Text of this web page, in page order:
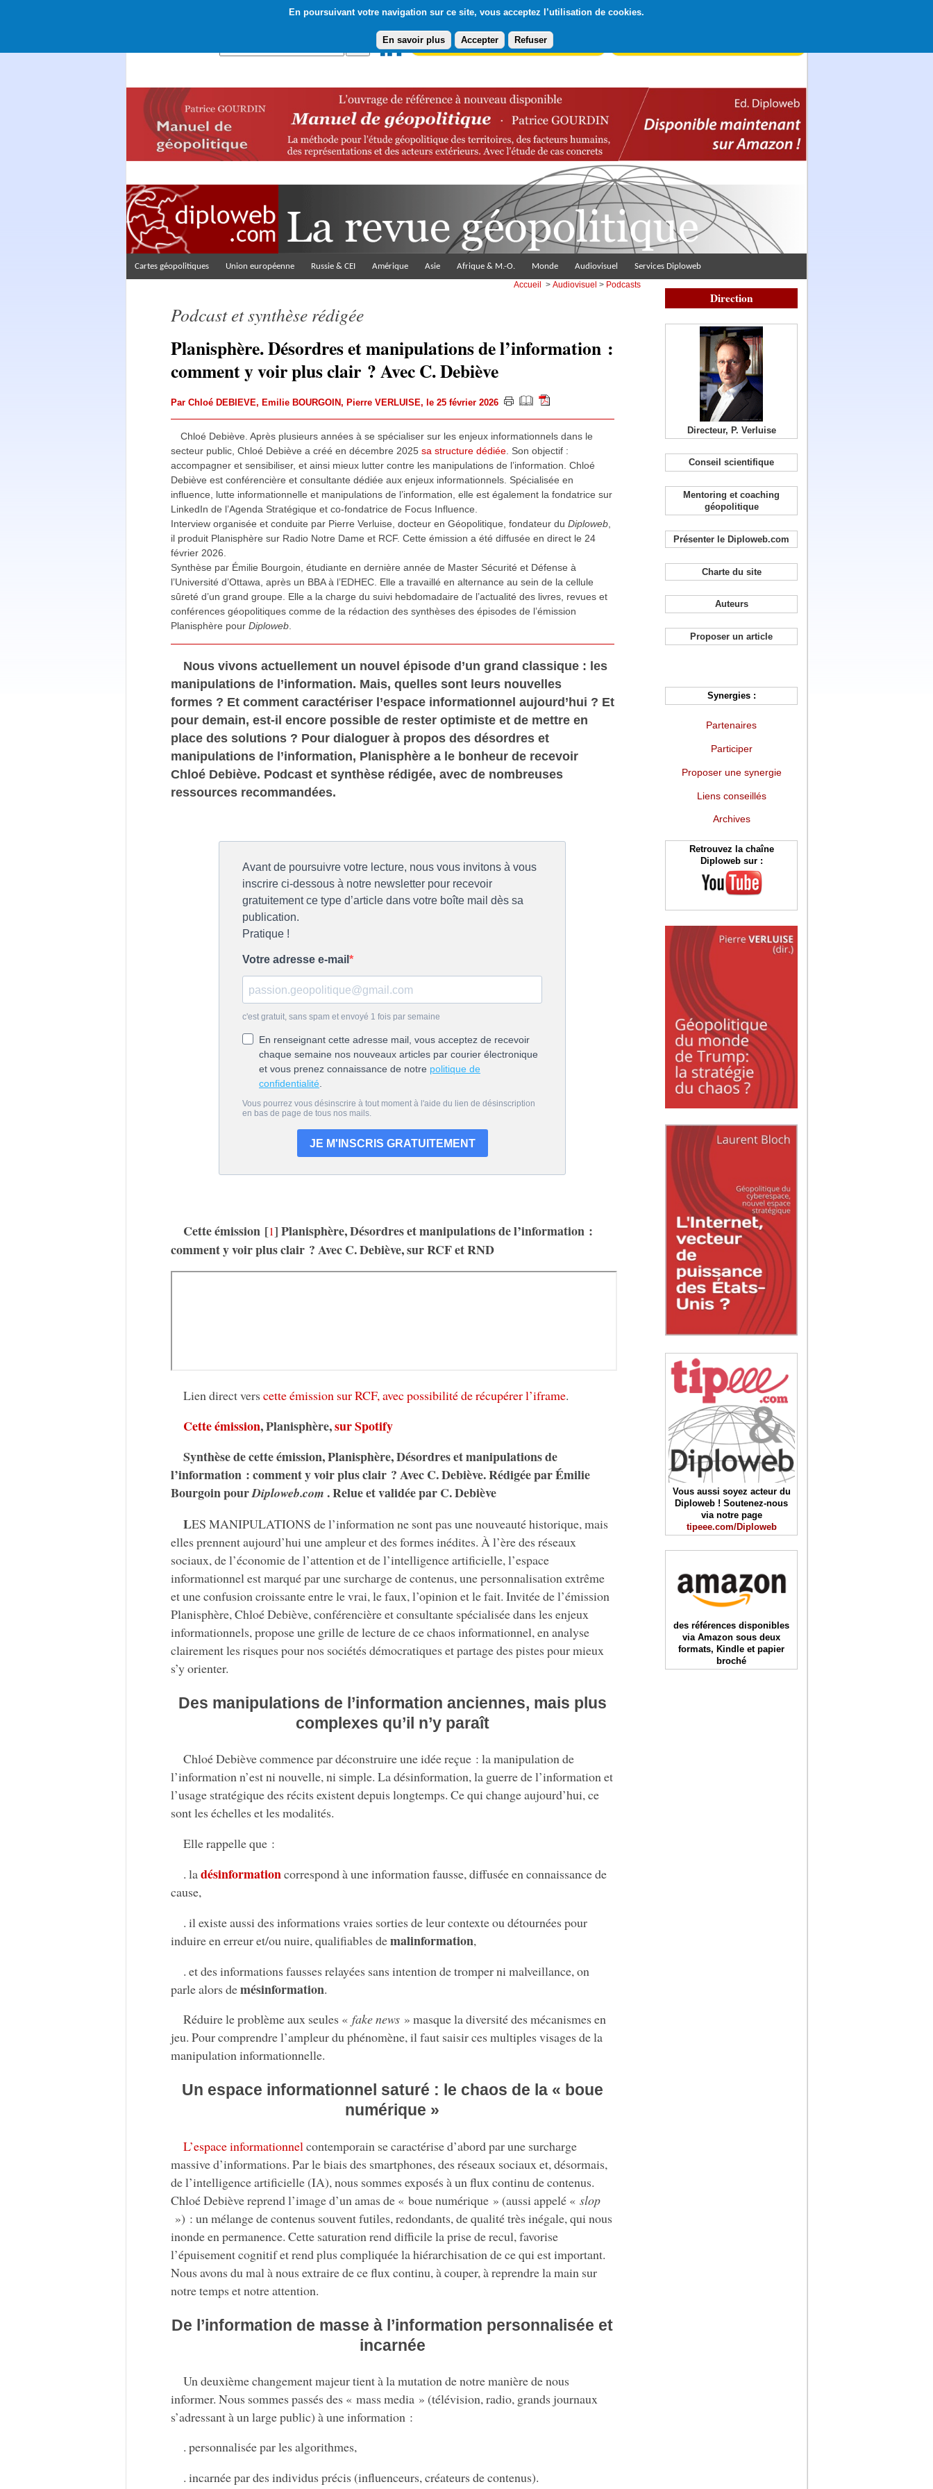
En poursuivant votre navigation sur ce site, vous acceptez l’utilisation de cookies.
En savoir plus Accepter Refuser
Abonnement gratuit à la Lettre du Diploweb
Cartes géopolitiques Union européenne Russie & CEI Amérique Asie Afrique & M.-O. Monde Audiovisuel Services Diploweb
Accueil >Audiovisuel > Podcasts
Podcast et synthèse rédigée
Planisphère. Désordres et manipulations de l’information :
comment y voir plus clair ? Avec C. Debiève
Par Chloé DEBIEVE, Emilie BOURGOIN, Pierre VERLUISE, le 25 février 2026
Chloé Debiève. Après plusieurs années à se spécialiser sur les enjeux informationnels dans le
secteur public, Chloé Debiève a créé en décembre 2025 sa structure dédiée. Son objectif :
accompagner et sensibiliser, et ainsi mieux lutter contre les manipulations de l’information. Chloé
Debiève est conférencière et consultante dédiée aux enjeux informationnels. Spécialisée en
influence, lutte informationnelle et manipulations de l’information, elle est également la fondatrice sur
LinkedIn de l’Agenda Stratégique et co-fondatrice de Focus Influence.
Interview organisée et conduite par Pierre Verluise, docteur en Géopolitique, fondateur du Diploweb,
il produit Planisphère sur Radio Notre Dame et RCF. Cette émission a été diffusée en direct le 24
février 2026.
Synthèse par Émilie Bourgoin, étudiante en dernière année de Master Sécurité et Défense à
l’Université d’Ottawa, après un BBA à l’EDHEC. Elle a travaillé en alternance au sein de la cellule
sûreté d’un grand groupe. Elle a la charge du suivi hebdomadaire de l’actualité des livres, revues et
conférences géopolitiques comme de la rédaction des synthèses des épisodes de l’émission
Planisphère pour Diploweb.
Nous vivons actuellement un nouvel épisode d’un grand classique : les
manipulations de l’information. Mais, quelles sont leurs nouvelles
formes ? Et comment caractériser l’espace informationnel aujourd’hui ? Et
pour demain, est-il encore possible de rester optimiste et de mettre en
place des solutions ? Pour dialoguer à propos des désordres et
manipulations de l’information, Planisphère a le bonheur de recevoir
Chloé Debiève. Podcast et synthèse rédigée, avec de nombreuses
ressources recommandées.
Cette émission[1]Planisphère, Désordres et manipulations de l’information :
comment y voir plus clair ? Avec C. Debiève, sur RCF et RND
Lien direct vers cette émission sur RCF, avec possibilité de récupérer l’iframe.
Cette émission, Planisphère,sur Spotify
Synthèse de cette émission, Planisphère, Désordres et manipulations de
l’information : comment y voir plus clair ? Avec C. Debiève. Rédigée par Émilie
Bourgoin pourDiploweb.com . Relue et validée par C. Debiève
LES MANIPULATIONS de l’information ne sont pas une nouveauté historique, mais
elles prennent aujourd’hui une ampleur et des formes inédites. À l’ère des réseaux
sociaux, de l’économie de l’attention et de l’intelligence artificielle, l’espace
informationnel est marqué par une surcharge de contenus, une personnalisation extrême
et une confusion croissante entre le vrai, le faux, l’opinion et le fait. Invitée de l’émission
Planisphère, Chloé Debiève, conférencière et consultante spécialisée dans les enjeux
informationnels, propose une grille de lecture de ce chaos informationnel, en analyse
clairement les risques pour nos sociétés démocratiques et partage des pistes pour mieux
s’y orienter.
Des manipulations de l’information anciennes, mais plus
complexes qu’il n’y paraît
Chloé Debiève commence par déconstruire une idée reçue : la manipulation de
l’information n’est ni nouvelle, ni simple. La désinformation, la guerre de l’information et
l’usage stratégique des récits existent depuis longtemps. Ce qui change aujourd’hui, ce
sont les échelles et les modalités.
Elle rappelle que :
. ladésinformationcorrespond à une information fausse, diffusée en connaissance de
cause,
. il existe aussi des informations vraies sorties de leur contexte ou détournées pour
induire en erreur et/ou nuire, qualifiables demalinformation,
. et des informations fausses relayées sans intention de tromper ni malveillance, on
parle alors demésinformation.
Réduire le problème aux seules « fake news» masque la diversité des mécanismes en
jeu. Pour comprendre l’ampleur du phénomène, il faut saisir ces multiples visages de la
manipulation informationnelle.
Un espace informationnel saturé : le chaos de la « boue
numérique »
L’espace informationnel contemporain se caractérise d’abord par une surcharge
massive d’informations. Par le biais des smartphones, des réseaux sociaux et, désormais,
de l’intelligence artificielle (IA), nous sommes exposés à un flux continu de contenus.
Chloé Debiève reprend l’image d’un amas de « boue numérique » (aussi appelé « slop
») : un mélange de contenus souvent futiles, redondants, de qualité très inégale, qui nous
inonde en permanence. Cette saturation rend difficile la prise de recul, favorise
l’épuisement cognitif et rend plus compliquée la hiérarchisation de ce qui est important.
Nous avons du mal à nous extraire de ce flux continu, à couper, à reprendre la main sur
notre temps et notre attention.
De l’information de masse à l’information personnalisée et
incarnée
Un deuxième changement majeur tient à la mutation de notre manière de nous
informer. Nous sommes passés des « mass media » (télévision, radio, grands journaux
s’adressant à un large public) à une information :
. personnalisée par les algorithmes,
. incarnée par des individus précis (influenceurs, créateurs de contenus).
Direction
Directeur, P. Verluise
Conseil scientifique
Mentoring et coaching
géopolitique
Présenter le Diploweb.com
Charte du site
Auteurs
Proposer un article
Synergies :
Partenaires
Participer
Proposer une synergie
Liens conseillés
Archives
Retrouvez la chaîne
Diploweb sur :
Vous aussi soyez acteur du
Diploweb ! Soutenez-nous
via notre page
tipeee.com/Diploweb
des références disponibles
via Amazon sous deux
formats, Kindle et papier
broché